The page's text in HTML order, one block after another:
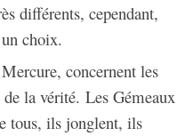
différents, cependant,
choix.
concernent les
la vérité. Les Gémeaux
tous, ils jonglent, ils